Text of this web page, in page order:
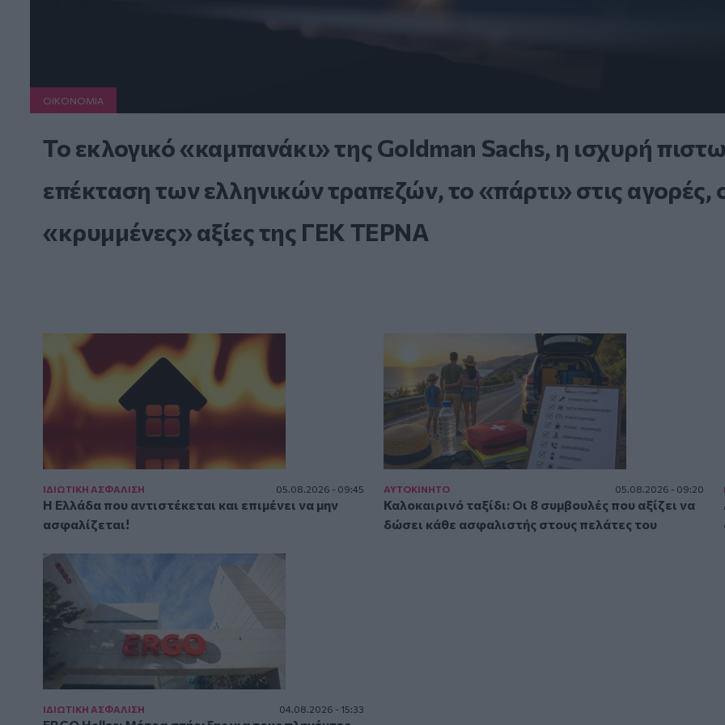
ΟΙΚΟΝΟΜΙΑ
Το εκλογικό «καμπανάκι» της Goldman Sachs, η ισχυρή
επέκταση των ελληνικών τραπεζών, το «πάρτι» στις αγορές,
«κρυμμένες» αξίες της ΓΕΚ ΤΕΡΝΑ
ΙΔΙΩΤΙΚΗ ΑΣΦAΛΙΣΗ 05.08.2026 - 09:45
Η Ελλάδα που αντιστέκεται και επιμένει να μην
ασφαλίζεται!
ΑΥΤΟΚΙΝΗΤΟ 05.08.2026 - 09:20
Καλοκαιρινό ταξίδι: Οι 8 συμβουλές που αξίζει να
δώσει κάθε ασφαλιστής στους πελάτες του
ΙΔΙΩΤΙΚΗ ΑΣΦAΛΙΣΗ 04.08.2026 - 15:33